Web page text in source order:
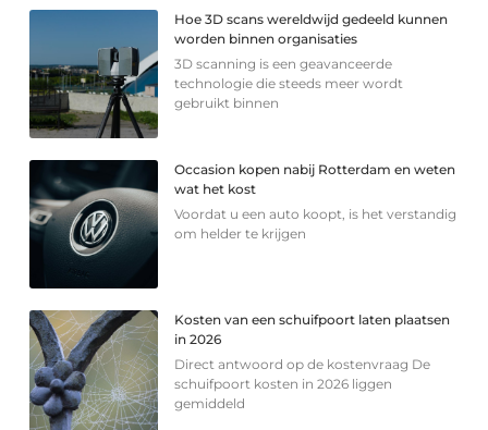
Hoe 3D scans wereldwijd gedeeld kunnen
worden binnen organisaties
3D scanning is een geavanceerde
technologie die steeds meer wordt
gebruikt binnen
Occasion kopen nabij Rotterdam en weten
wat het kost
Voordat u een auto koopt, is het verstandig
om helder te krijgen
Kosten van een schuifpoort laten plaatsen
in 2026
Direct antwoord op de kostenvraag De
schuifpoort kosten in 2026 liggen
gemiddeld